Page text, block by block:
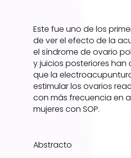
Este fue uno de los
de ver el efecto de la
el síndrome de ovario
y juicios posteriores
que la
estimular los ovarios
con más frecuencia en
mujeres con SOP.
Abstracto